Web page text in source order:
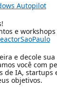
Autopilot
e
e decole
você com
de IA, startups
objetivos.